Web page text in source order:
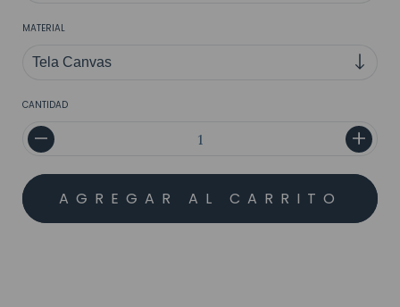
MATERIAL
CANTIDAD